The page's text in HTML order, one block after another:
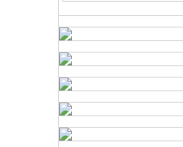
search…